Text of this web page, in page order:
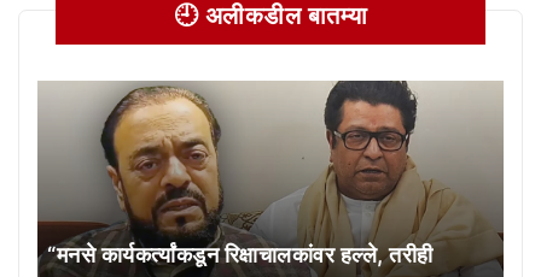
🕘 अलीकडील बातम्या
“मनसे कार्यकर्त्यांकडून रिक्षाचालकांवर हल्ले, तरीही